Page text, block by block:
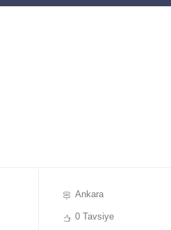
Ankara
0 Tavsiye